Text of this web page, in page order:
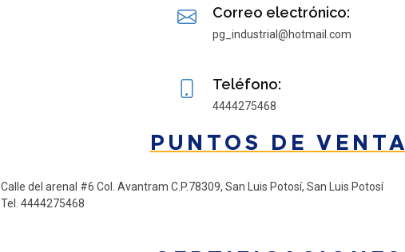
Correo electrónico:
pg_industrial@hotmail.com
Teléfono:
4444275468
PUNTOS DE VENTA
Calle del arenal #6 Col. Avantram C.P.78309, San Luis Potosí, San Luis Potosí
Tel. 4444275468